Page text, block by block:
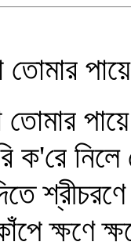
ক'রে
শ্রীচরণে
ক্ষণে